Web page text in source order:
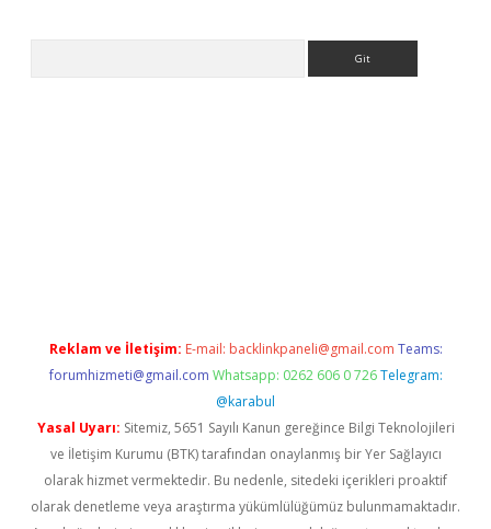
Reklam ve İletişim: E-mail: backlinkpaneli@gmail.com Teams:
forumhizmeti@gmail.com Whatsapp: 0262 606 0 726 Telegram:
@karabul
Yasal Uyarı: Sitemiz, 5651 Sayılı Kanun gereğince Bilgi Teknolojileri
ve İletişim Kurumu (BTK) tarafından onaylanmış bir Yer Sağlayıcı
olarak hizmet vermektedir. Bu nedenle, sitedeki içerikleri proaktif
olarak denetleme veya araştırma yükümlülüğümüz bulunmamaktadır.